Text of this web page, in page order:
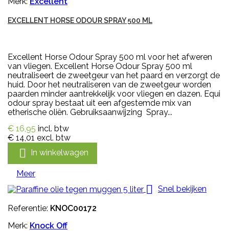
EXCELLENT HORSE ODOUR SPRAY 500 ML
Excellent Horse Odour Spray 500 ml voor het afweren
van vliegen. Excellent Horse Odour Spray 500 ml
neutraliseert de zweetgeur van het paard en verzorgt de
huid. Door het neutraliseren van de zweetgeur worden
paarden minder aantrekkelijk voor vliegen en dazen. Equi
odour spray bestaat uit een afgestemde mix van
etherische oliën. Gebruiksaanwijzing Spray...
€ 16,95 incl. btw
€ 14,01 excl. btw
 In winkelwagen
Meer
 Snel bekijken
Referentie: KNOC00172
Merk: Knock Off